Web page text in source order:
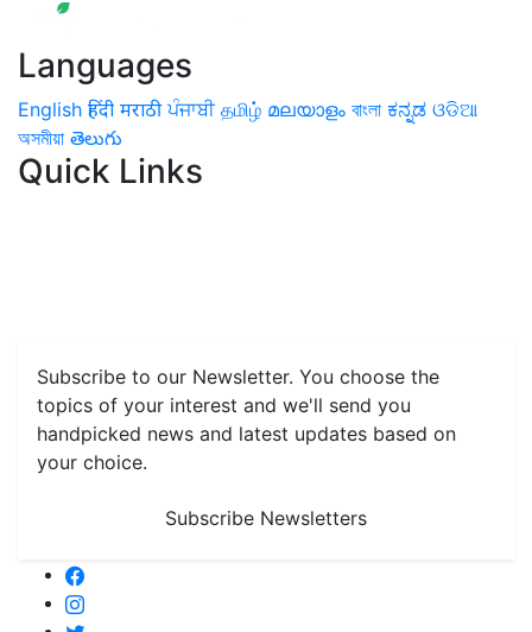
Languages
English हिंदी मराठी ਪੰਜਾਬੀ தமிழ் മലയാളം বাংলা ಕನ್ನಡ ଓଡିଆ
অসমীয়া తెలుగు
Quick Links
Subscribe to our Newsletter. You choose the
topics of your interest and we'll send you
handpicked news and latest updates based on
your choice.
Subscribe Newsletters